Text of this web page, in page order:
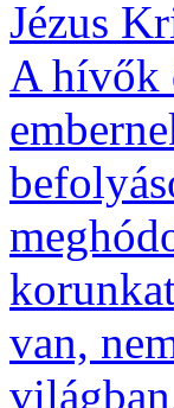
Jézus
A hívők
van,